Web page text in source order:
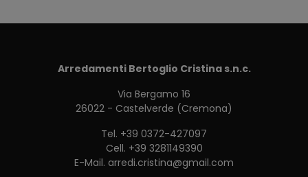
Arredamenti Bertoglio Cristina s.n.c.
Via Bergamo 16
26022 - Castelverde (Cremona)
Tel. +39 0372-427097
Cell. +39 3281149390
E-Mail. arredi.cristina@gmail.com